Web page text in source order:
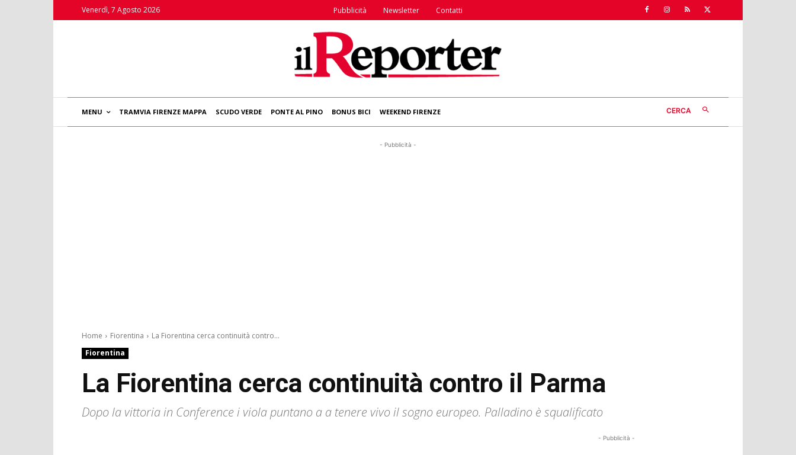
Venerdì, 7 Agosto 2026 Pubblicità Newsletter Contatti
MENU TRAMVIA FIRENZE MAPPA SCUDO VERDE PONTE AL PINO BONUS BICI WEEKEND FIRENZE CERCA
- Pubblicità -
Home Fiorentina
La Fiorentina cerca continuità contro...
Fiorentina
La Fiorentina cerca continuità contro il Parma
Dopo la vittoria in Conference i viola puntano a a tenere vivo il sogno europeo. Palladino è squalificato
- Pubblicità -